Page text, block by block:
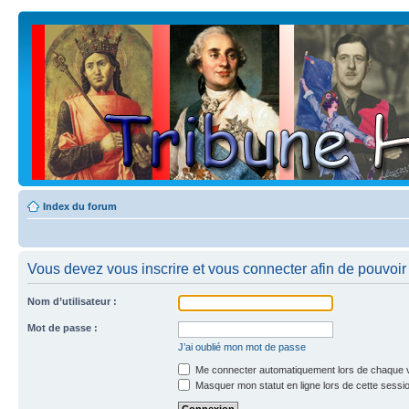
Index du forum
Vous devez vous inscrire et vous connecter afin de
Nom d’utilisateur :
Mot de passe :
J’ai oublié mon mot de passe
Me connecter automatiquement lors de chaque
Masquer mon statut en ligne lors de cette